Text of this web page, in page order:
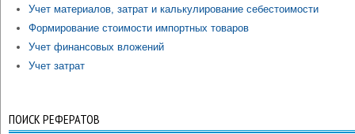
Учет материалов, затрат и калькулирование себестоимости
Формирование стоимости импортных товаров
Учет финансовых вложений
Учет затрат
ПОИСК РЕФЕРАТОВ